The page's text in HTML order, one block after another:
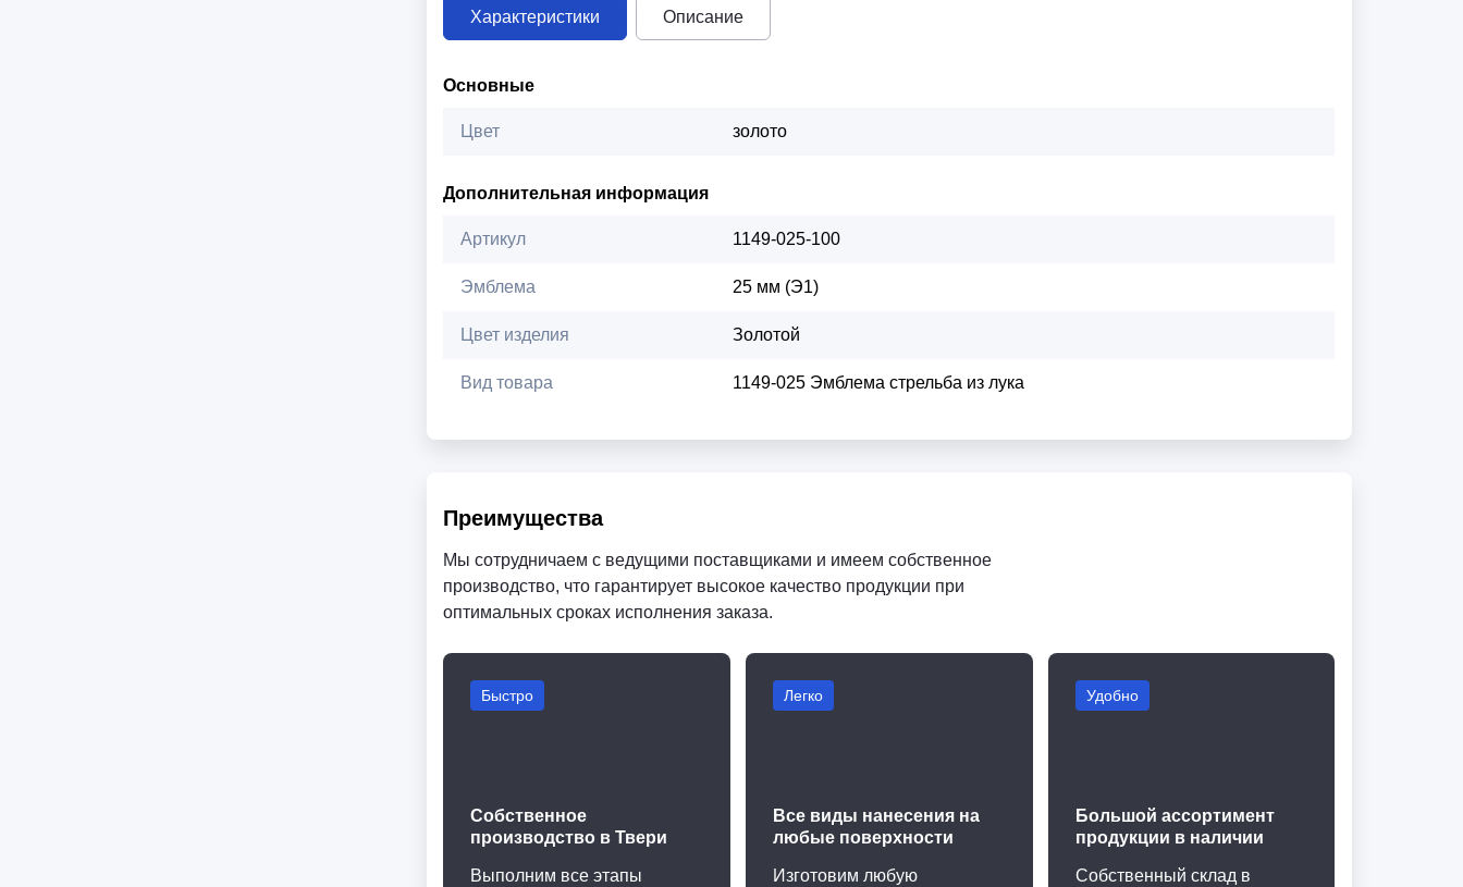
Характеристики Описание
Основные
Цвет золото
Дополнительная информация
Артикул 1149-025-100
Эмблема 25 мм (Э1)
Цвет изделия Золотой
Вид товара 1149-025 Эмблема стрельба из лука
Преимущества
Мы сотрудничаем с ведущими поставщиками и имеем собственное
производство, что гарантирует высокое качество продукции при
оптимальных сроках исполнения заказа.
Быстро
Собственное
производство в Твери
Выполним все этапы
Легко
Все виды нанесения на
любые поверхности
Изготовим любую
Удобно
Большой ассортимент
продукции в наличии
Собственный склад в